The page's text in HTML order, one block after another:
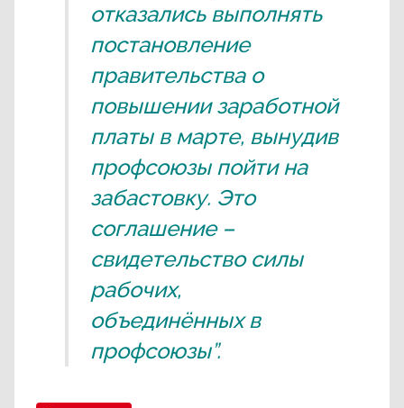
отказались выполнять
постановление
правительства о
повышении заработной
платы в марте, вынудив
профсоюзы пойти на
забастовку. Это
соглашение –
свидетельство силы
рабочих,
объединённых в
профсоюзы”.